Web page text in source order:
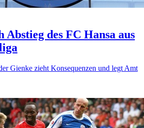
des FC Hansa aus
Gienke zieht Konsequenzen und legt Amt